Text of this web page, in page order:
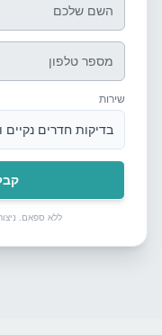
שירות
בדיקות חדרים
ללא ספאם.